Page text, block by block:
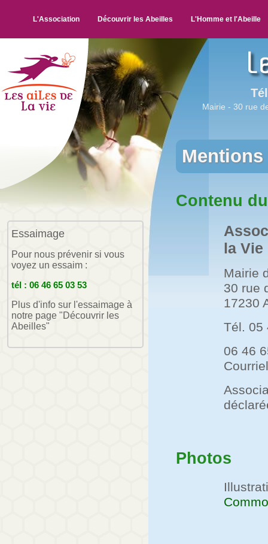
L'Association Découvrir les Abeilles L'Homme et l'Abeille
Essaimage
Pour nous prévenir si vous
voyez un essaim :
tél : 06 46 65 03 53
Plus d'info sur l'essaimage à
notre page "Découvrir les
Abeilles"
Mairie - 30 rue
Contenu
la Vie
Mairie
30 rue
17230
Tél. 05
06 46
Photos